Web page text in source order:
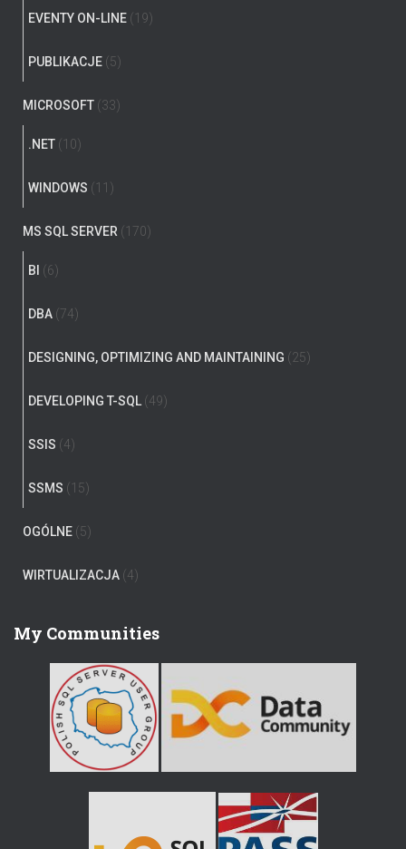
EVENTY ON-LINE (19)
PUBLIKACJE (5)
MICROSOFT (33)
.NET (10)
WINDOWS (11)
MS SQL SERVER (170)
BI (6)
DBA (74)
DESIGNING, OPTIMIZING AND MAINTAINING (25)
DEVELOPING T-SQL (49)
SSIS (4)
SSMS (15)
OGÓLNE (5)
WIRTUALIZACJA (4)
My Communities